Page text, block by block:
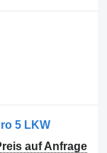
5 LKW
auf Anfrage